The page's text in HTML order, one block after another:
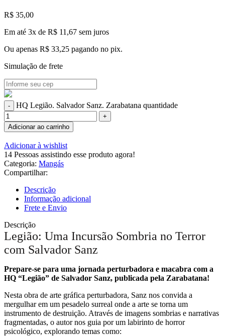
R$ 35,00
Em até 3x de R$ 11,67 sem juros
Ou apenas R$ 33,25 pagando no pix.
Simulação de frete
HQ Legião. Salvador Sanz. Zarabatana quantidade
Adicionar ao carrinho
Adicionar à wishlist
14 Pessoas assistindo esse produto agora!
Categoria: Mangás
Compartilhar:
Descrição
Informação adicional
Frete e Envio
Descrição
Legião: Uma Incursão Sombria no Terror
com Salvador Sanz
Prepare-se para uma jornada perturbadora e macabra com a
HQ “Legião” de Salvador Sanz, publicada pela Zarabatana!
Nesta obra de arte gráfica perturbadora, Sanz nos convida a
mergulhar em um pesadelo surreal onde a arte se torna um
instrumento de destruição. Através de imagens sombrias e narrativas
fragmentadas, o autor nos guia por um labirinto de horror
psicológico, explorando temas como: